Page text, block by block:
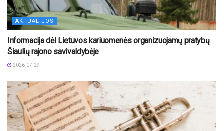
AKTUALIJOS
Informacija dėl Lietuvos kariuomenės organizuojamų pratybų
Šiaulių rajono savivaldybėje
2026-07-29